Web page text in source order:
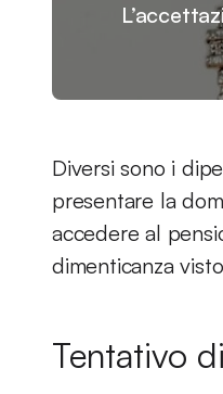
Diversi sono i
presentare la
accedere al
dimenticanza
Tentativo